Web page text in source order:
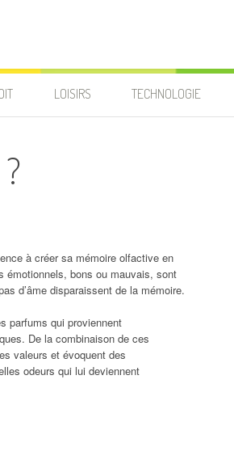
LOISIRS TECHNOLOGIE
à créer sa mémoire olfactive en
émotionnels, bons ou mauvais, sont
d’âme disparaissent de la mémoire.
parfums qui proviennent
De la combinaison de ces
valeurs et évoquent des
odeurs qui lui deviennent